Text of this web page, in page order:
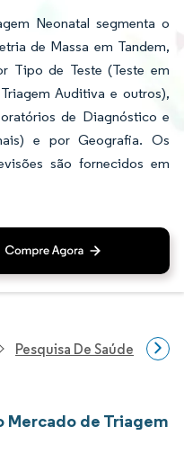
Neonatal segmenta o
de Massa em Tandem,
Tipo de Teste (Teste em
Auditiva e outros),
de Diagnóstico e
e por Geografia. Os
são fornecidos em
Pesquisa De Saúde
Mercado de Triagem